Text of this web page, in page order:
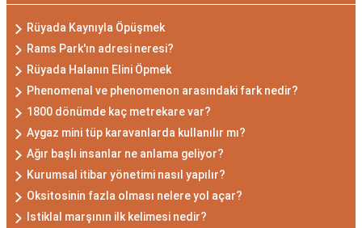
Rüyada Kaynıyla Öpüşmek
Rams Park'ın adresi neresi?
Rüyada Halanın Elini Öpmek
Phenomenal ve phenomenon arasındaki fark nedir?
1800 dönümde kaç metrekare var?
Aygaz mini tüp karavanlarda kullanılır mı?
Ağır başlı insanlar ne anlama geliyor?
Kurumsal itibar yönetimi nasıl yapılır?
Oksitosinin fazla olması nelere yol açar?
Istiklal marşının ilk kelimesi nedir?